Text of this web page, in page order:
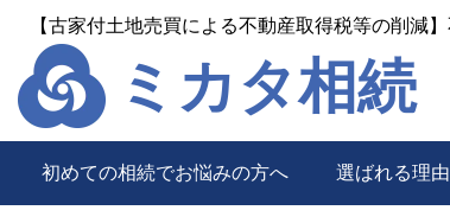
ミカタ相続
初めての相続でお悩みの方へ 選ばれる理由